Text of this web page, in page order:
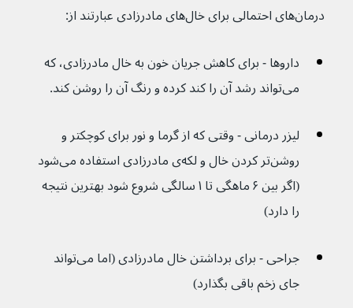
درمان‌های احتمالی برای خال‌های مادرزادی عبارتند از:
داروها - برای کاهش جریان خون به خال مادرزادی، که
می‌تواند رشد آن را کند کرده و رنگ آن را روشن کند.
لیزر درمانی - وقتی که از گرما و نور برای کوچکتر و
روشن‌تر کردن خال و لکه‌ی مادرزادی استفاده می‌شود
(اگر بین ۶ ماهگی تا ۱ سالگی شروع شود بهترین نتیجه
را دارد)
جراحی - برای برداشتن خال مادرزادی (اما می‌تواند
جای زخم باقی بگذارد)